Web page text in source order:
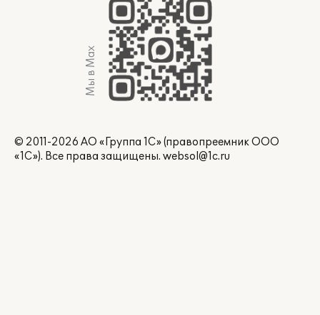
Мы в Max
© 2011-2026 АО «Группа 1С» (правопреемник ООО
«1С»). Все права защищены. websol@1c.ru